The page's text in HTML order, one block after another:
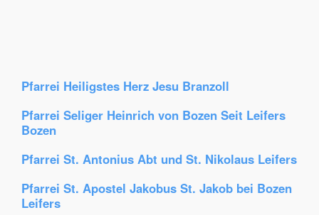
Pfarrei Heiligstes Herz Jesu Branzoll
Pfarrei Seliger Heinrich von Bozen Seit Leifers
Bozen
Pfarrei St. Antonius Abt und St. Nikolaus Leifers
Pfarrei St. Apostel Jakobus St. Jakob bei Bozen
Leifers